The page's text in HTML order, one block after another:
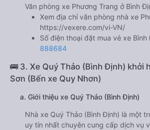
Văn phòng xe Phương Trang ở Bình
Xem địa chỉ văn phòng nhà xe
https://vexere.com/vi-VN/
Số điện thoại đặt mua vé xe
888684
🚌 3. Xe Quý Thảo (Bình Định) khởi
Sơn (Bến xe Quy Nhơn)
a. Giới thiệu xe Quý Thảo (Bình Định)
Nhà xe Quý Thảo (Bình Định) là một
uy tín nhất chuyên cung cấp dịch vụ